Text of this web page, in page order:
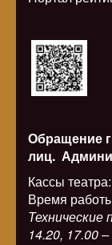
Обращение
лиц.
Кассы театра:
Время
Технические
14.20, 17.00